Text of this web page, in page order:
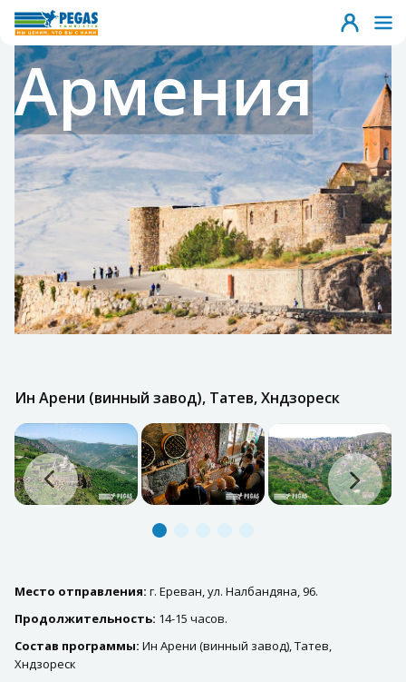
Армения
Ин Арени (винный завод), Татев, Хндзореск
Место отправления: г. Ереван, ул. Налбандяна, 96.
Продолжительность: 14-15 часов.
Состав программы: Ин Арени (винный завод), Татев,
Хндзореск